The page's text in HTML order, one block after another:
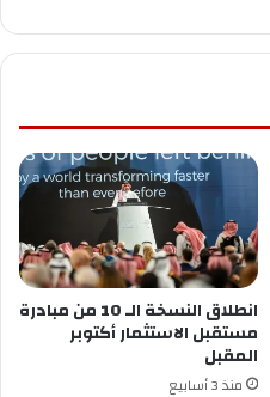
انطلاق النسخة الـ 10 من مبادرة
مستقبل الاستثمار أكتوبر
المقبل
منذ 3 أسابيع